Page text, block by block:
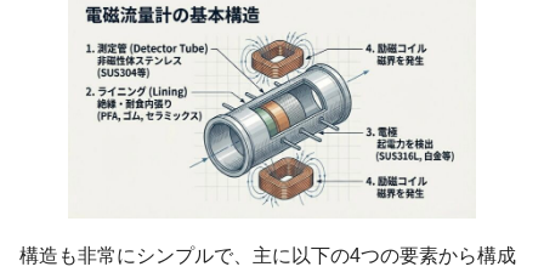
構造も非常にシンプルで、主に以下の4つの要素から構成